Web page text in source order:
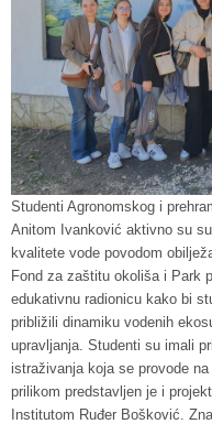
Studenti Agronomskog i
Anitom Ivanković aktivno su
kvalitete vode povodom
Fond za zaštitu okoliša i Park
edukativnu radionicu kako bi
približili dinamiku vodenih
upravljanja. Studenti su imali
istraživanja koja se provode
prilikom predstavljen je i
Institutom Ruđer Bošković.